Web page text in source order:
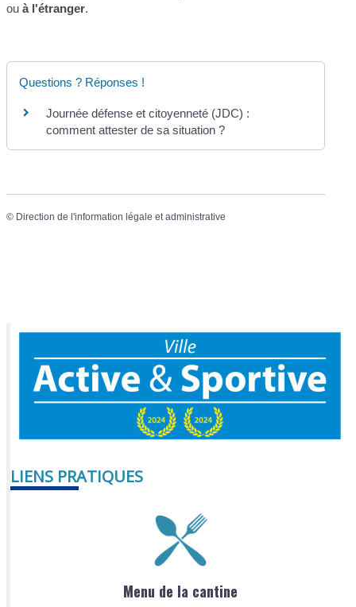
ouà l'étranger.
Questions ? Réponses !
Journée défense et citoyenneté (JDC) :
comment attester de sa situation ?
© Direction de l'information légale et administrative
LIENS PRATIQUES
Menu de la cantine